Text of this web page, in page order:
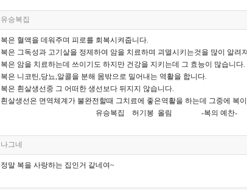
유승복집
복은 혈액을 데워주며 피로를 회복시켜줍니다.
복은 그독성과 고기살을 정제하여 암을 치료하며 괴멸시키는것을 많이 알려
복은 암을 치료하는데 쓰이기도 하지만 건강을 지키는데 그 효능이 많습니다.
복은 니코틴,당뇨,알콜을 분해 몸밖으로 밀어내는 역활을 합니다.
복은 흰살생선중 그 어떠한 생선보다 뒤지지 않습니다.
흰살생선은 면역체계가 불완전할때 그치료에 좋은역활을 하는데 그중에 복
유승복집 허기봉 올림 -복의 예찬-
나그네
정말 복을 사랑하는 집인거 같네여~